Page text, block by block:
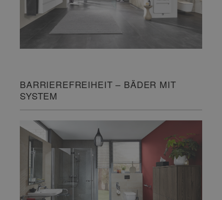
BARRIEREFREIHEIT – BÄDER MIT
SYSTEM